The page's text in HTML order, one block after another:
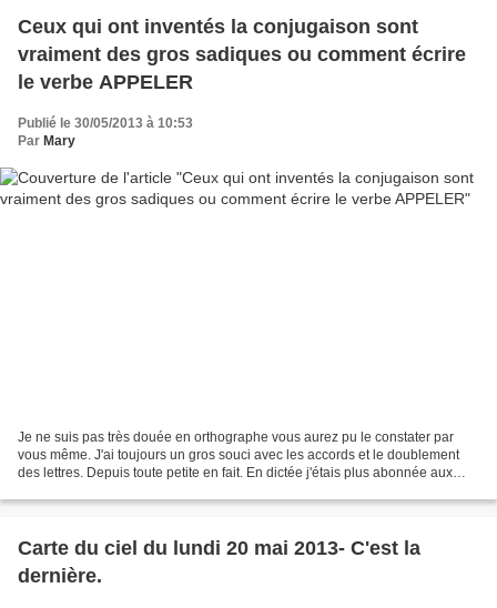
Ceux qui ont inventés la conjugaison sont
vraiment des gros sadiques ou comment écrire
le verbe APPELER
Publié le 30/05/2013 à 10:53
Par Mary
Je ne suis pas très douée en orthographe vous aurez pu le constater par
vous même. J'ai toujours un gros souci avec les accords et le doublement
des lettres. Depuis toute petite en fait. En dictée j'étais plus abonnée aux
Carte du ciel du lundi 20 mai 2013- C'est la
dernière.